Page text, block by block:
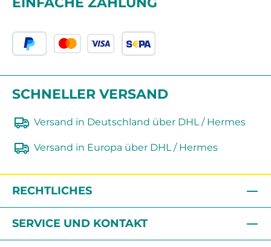
SCHNELLER VERSAND
Versand in Deutschland über DHL / Hermes
Versand in Europa über DHL / Hermes
RECHTLICHES
SERVICE UND KONTAKT